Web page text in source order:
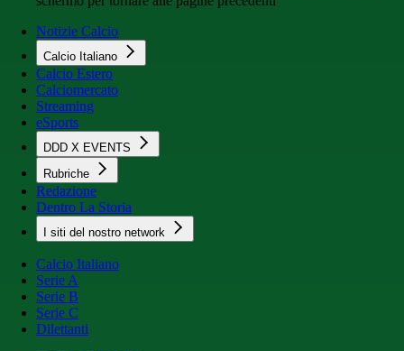
Notizie Calcio
Calcio Italiano
Calcio Estero
Calciomercato
Streaming
eSports
DDD X EVENTS
Rubriche
Redazione
Dentro La Storia
I siti del nostro network
Calcio Italiano
Serie A
Serie B
Serie C
Dilettanti